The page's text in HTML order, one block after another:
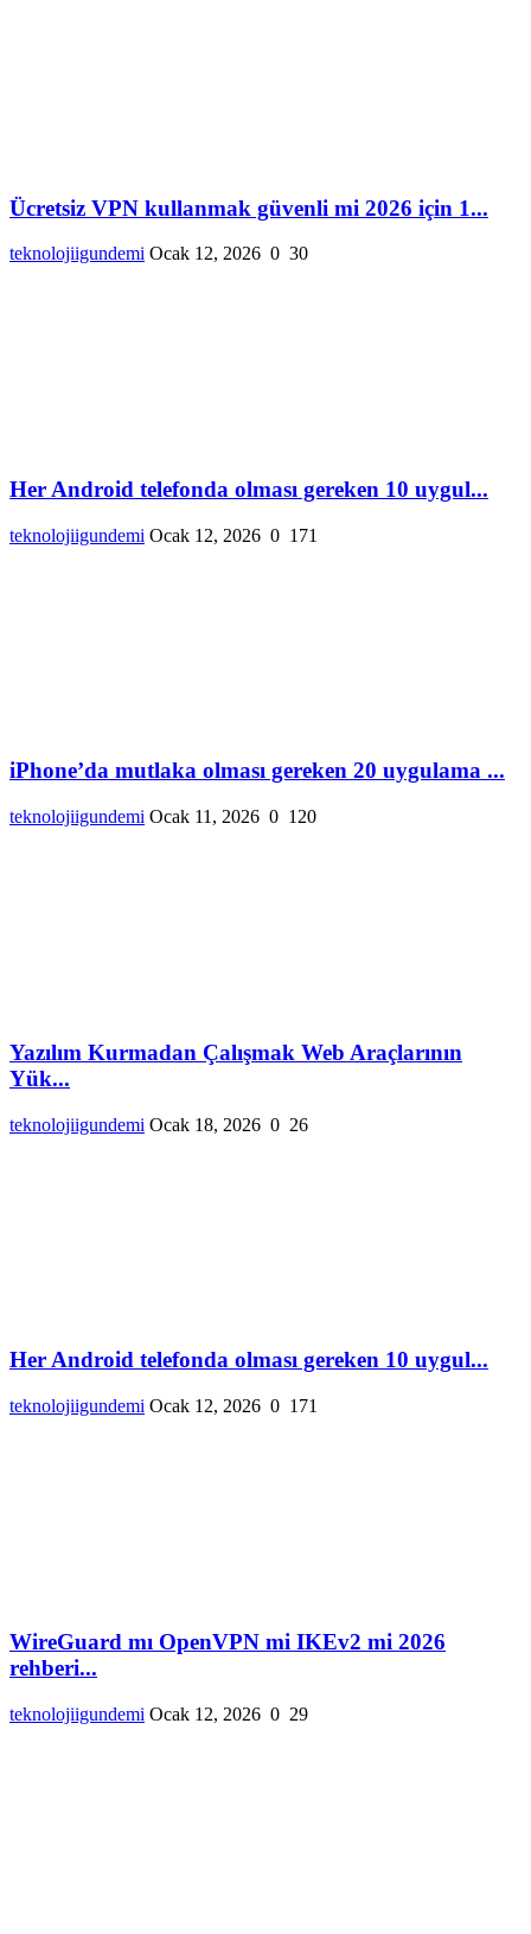
Ücretsiz VPN kullanmak güvenli mi 2026 için 1...
teknolojiigundemi Ocak 12, 2026 0 30
Her Android telefonda olması gereken 10 uygul...
teknolojiigundemi Ocak 12, 2026 0 171
iPhone’da mutlaka olması gereken 20 uygulama ...
teknolojiigundemi Ocak 11, 2026 0 120
Yazılım Kurmadan Çalışmak Web Araçlarının
Yük...
teknolojiigundemi Ocak 18, 2026 0 26
Her Android telefonda olması gereken 10 uygul...
teknolojiigundemi Ocak 12, 2026 0 171
WireGuard mı OpenVPN mi IKEv2 mi 2026
rehberi...
teknolojiigundemi Ocak 12, 2026 0 29